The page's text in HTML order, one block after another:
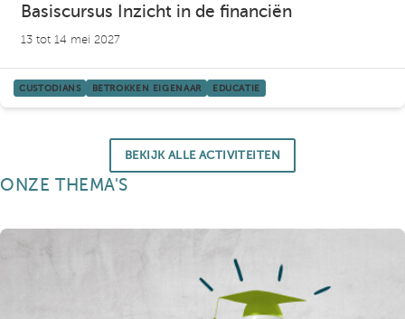
Basiscursus Inzicht in de financiën
13 tot 14 mei 2027
CUSTODIANS BETROKKEN EIGENAAR EDUCATIE
BEKIJK ALLE ACTIVITEITEN
ONZE THEMA'S